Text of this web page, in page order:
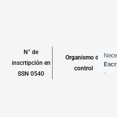
N° de
inscrtipción en
SSN 0540
Organismo de
control